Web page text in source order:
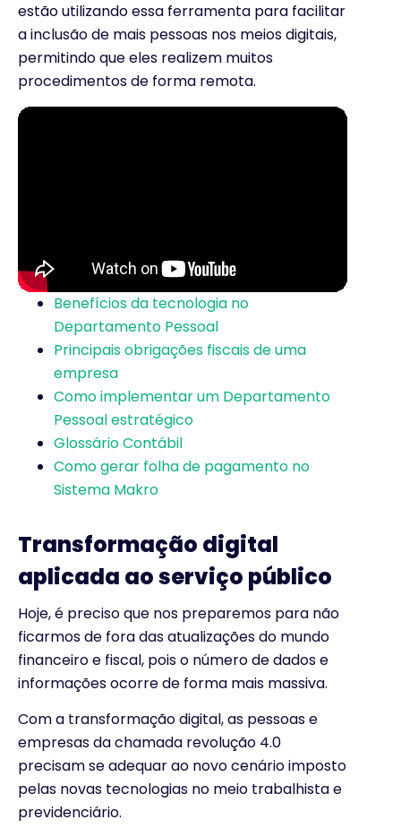
estão utilizando essa ferramenta para facilitar
a inclusão de mais pessoas nos meios digitais,
permitindo que eles realizem muitos
procedimentos de forma remota.
Benefícios da tecnologia no
Departamento Pessoal
Principais obrigações fiscais de uma
empresa
Como implementar um Departamento
Pessoal estratégico
Glossário Contábil
Como gerar folha de pagamento no
Sistema Makro
Transformação digital
aplicada ao serviço público
Hoje, é preciso que nos preparemos para não
ficarmos de fora das atualizações do mundo
financeiro e fiscal, pois o número de dados e
informações ocorre de forma mais massiva.
Com a transformação digital, as pessoas e
empresas da chamada revolução 4.0
precisam se adequar ao novo cenário imposto
pelas novas tecnologias no meio trabalhista e
previdenciário.